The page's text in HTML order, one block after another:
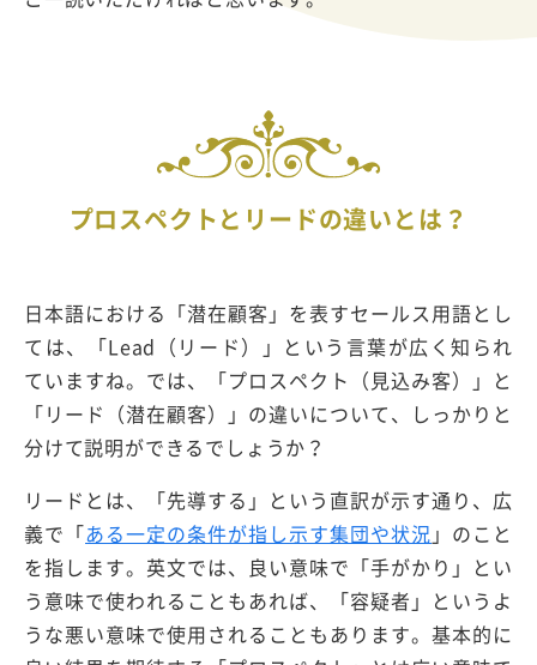
プロスペクトとリードの違いとは？
日本語における「潜在顧客」を表すセールス用語とし
ては、「Lead（リード）」という言葉が広く知られ
ていますね。では、「プロスペクト（見込み客）」と
「リード（潜在顧客）」の違いについて、しっかりと
分けて説明ができるでしょうか？
リードとは、「先導する」という直訳が示す通り、広
義で「ある一定の条件が指し示す集団や状況 」のこと
を指します。英文では、良い意味で「手がかり」とい
う意味で使われることもあれば、「容疑者」というよ
うな悪い意味で使用されることもあります。基本的に